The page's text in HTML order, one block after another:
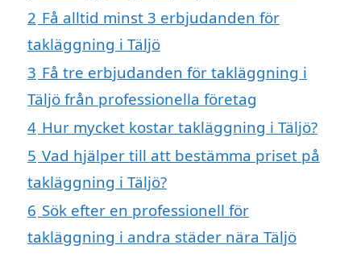
2 Få alltid minst 3 erbjudanden för
takläggning i Täljö
3 Få tre erbjudanden för takläggning i
Täljö från professionella företag
4 Hur mycket kostar takläggning i Täljö?
5 Vad hjälper till att bestämma priset på
takläggning i Täljö?
6 Sök efter en professionell för
takläggning i andra städer nära Täljö